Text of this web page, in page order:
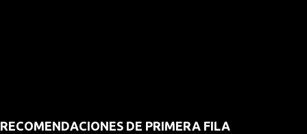
RECOMENDACIONES DE PRIMERA FILA